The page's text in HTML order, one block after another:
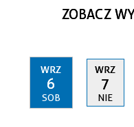
ZOBACZ
WRZ
6
SOB
WRZ
7
NIE